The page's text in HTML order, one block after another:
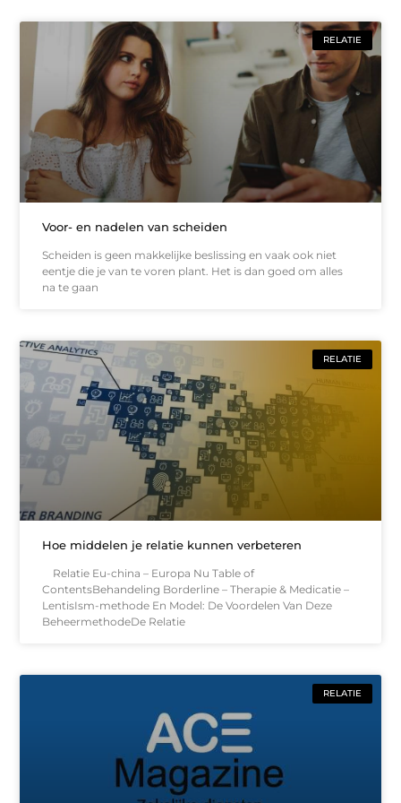
RELATIE
Voor- en nadelen van scheiden
Scheiden is geen makkelijke beslissing en vaak ook niet
eentje die je van te voren plant. Het is dan goed om alles
na te gaan
RELATIE
Hoe middelen je relatie kunnen verbeteren
Relatie Eu-china – Europa Nu Table of
ContentsBehandeling Borderline – Therapie & Medicatie –
LentisIsm-methode En Model: De Voordelen Van Deze
BeheermethodeDe Relatie
RELATIE